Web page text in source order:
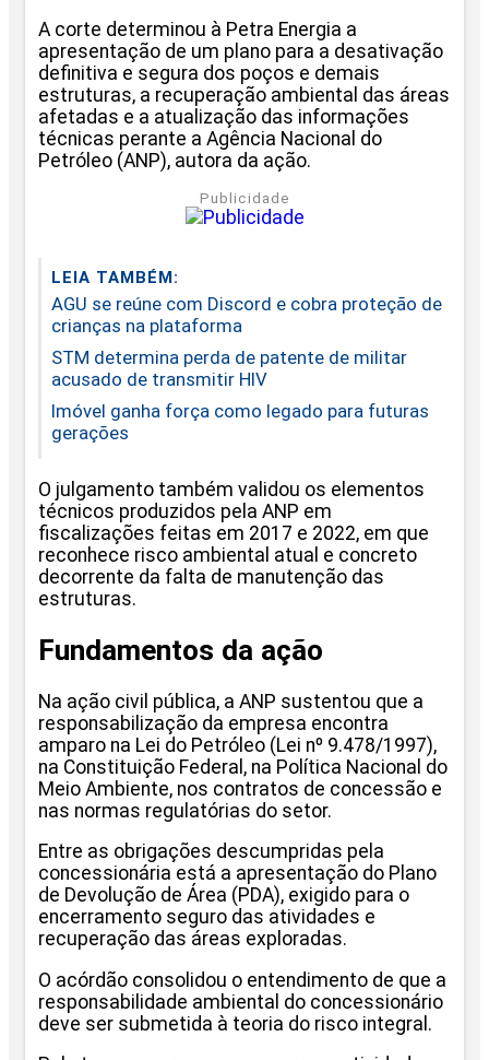
A corte determinou à Petra Energia a
apresentação de um plano para a desativação
definitiva e segura dos poços e demais
estruturas, a recuperação ambiental das áreas
afetadas e a atualização das informações
técnicas perante a Agência Nacional do
Petróleo (ANP), autora da ação.
Publicidade
LEIA TAMBÉM:
AGU se reúne com Discord e cobra proteção de
crianças na plataforma
STM determina perda de patente de militar
acusado de transmitir HIV
Imóvel ganha força como legado para futuras
gerações
O julgamento também validou os elementos
técnicos produzidos pela ANP em
fiscalizações feitas em 2017 e 2022, em que
reconhece risco ambiental atual e concreto
decorrente da falta de manutenção das
estruturas.
Fundamentos da ação
Na ação civil pública, a ANP sustentou que a
responsabilização da empresa encontra
amparo na Lei do Petróleo (Lei nº 9.478/1997),
na Constituição Federal, na Política Nacional do
Meio Ambiente, nos contratos de concessão e
nas normas regulatórias do setor.
Entre as obrigações descumpridas pela
concessionária está a apresentação do Plano
de Devolução de Área (PDA), exigido para o
encerramento seguro das atividades e
recuperação das áreas exploradas.
O acórdão consolidou o entendimento de que a
responsabilidade ambiental do concessionário
deve ser submetida à teoria do risco integral.